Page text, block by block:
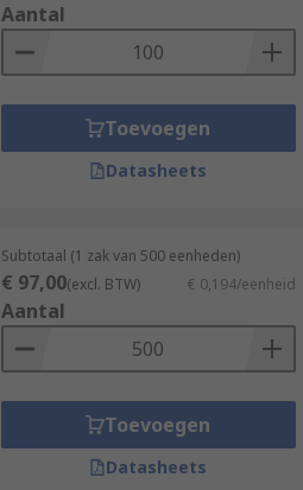
Aantal
Toevoegen
Datasheets
Subtotaal (1 zak van 500 eenheden)
€ 97,00(excl. BTW) € 0,194/eenheid
Aantal
Toevoegen
Datasheets